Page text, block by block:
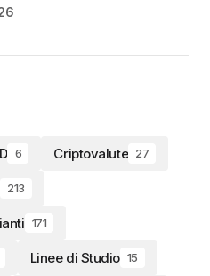
6 Criptovalute 27
213
171
Linee di Studio 15